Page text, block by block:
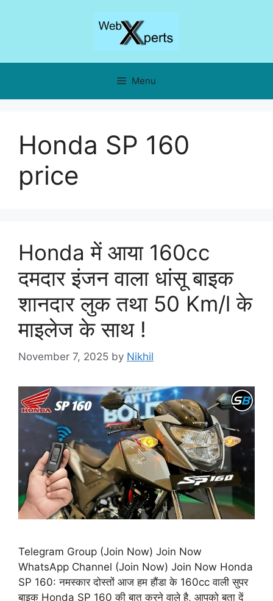
Menu
Honda SP 160
price
Honda में आया 160cc
दमदार इंजन वाला धांसू बाइक
शानदार लुक तथा 50 Km/l के
माइलेज के साथ !
November 7, 2025 by Nikhil
Telegram Group (Join Now) Join Now
WhatsApp Channel (Join Now) Join Now Honda
SP 160: नमस्कार दोस्तों आज हम हौंडा के 160cc वाली सुपर
बाइक Honda SP 160 की बात करने वाले है, आपको बता दें